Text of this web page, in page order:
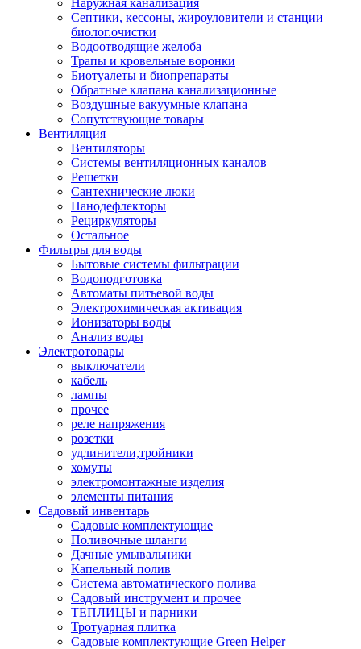
Наружная канализация
Септики, кессоны, жироуловители и станции
биолог.очистки
Водоотводящие желоба
Трапы и кровельные воронки
Биотуалеты и биопрепараты
Обратные клапана канализационные
Воздушные вакуумные клапана
Сопутствующие товары
Вентиляция
Вентиляторы
Системы вентиляционных каналов
Решетки
Сантехнические люки
Нанодефлекторы
Рециркуляторы
Остальное
Фильтры для воды
Бытовые системы фильтрации
Водоподготовка
Автоматы питьевой воды
Электрохимическая активация
Ионизаторы воды
Анализ воды
Электротовары
выключатели
кабель
лампы
прочее
реле напряжения
розетки
удлинители,тройники
хомуты
электромонтажные изделия
элементы питания
Садовый инвентарь
Садовые комплектующие
Поливочные шланги
Дачные умывальники
Капельный полив
Система автоматического полива
Садовый инструмент и прочее
ТЕПЛИЦЫ и парники
Тротуарная плитка
Садовые комплектующие Green Helper